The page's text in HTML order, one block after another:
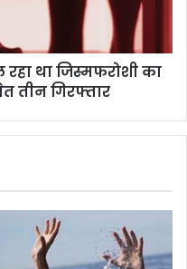
था जिस्मफरोशी का
तीन गिरफ्तार